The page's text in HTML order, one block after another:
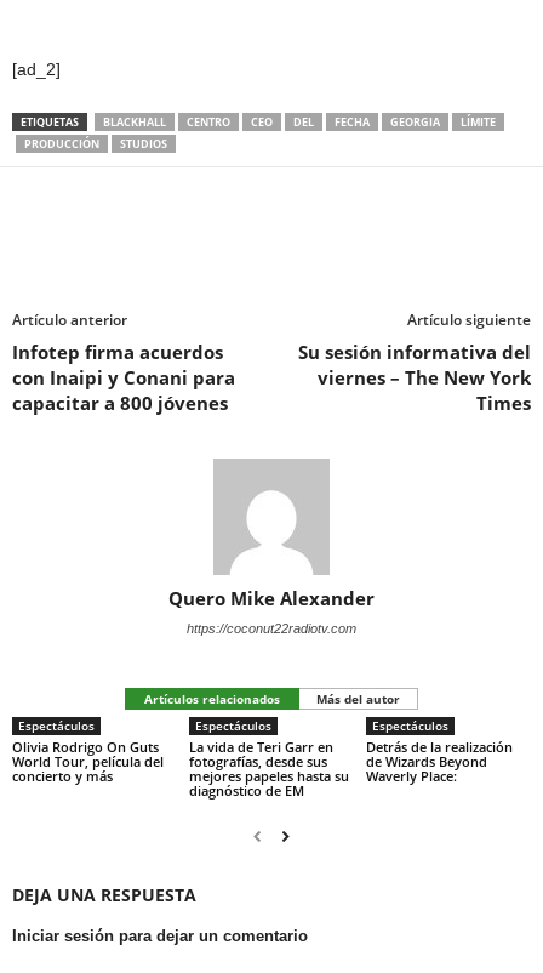
[ad_2]
ETIQUETAS BLACKHALL CENTRO CEO DEL FECHA GEORGIA
LÍMITE
PRODUCCIÓN
STUDIOS
Artículo anterior
Infotep firma acuerdos
con Inaipi y Conani para
capacitar a 800 jóvenes
Artículo siguiente
Su sesión informativa del
viernes – The New York
Times
Quero Mike Alexander
https://coconut22radiotv.com
Artículos relacionados
Más del autor
Espectáculos
Olivia Rodrigo On Guts
World Tour, película del
concierto y más
Espectáculos
La vida de Teri Garr en
fotografías, desde sus
mejores papeles hasta su
diagnóstico de EM
Espectáculos
Detrás de la realización
de Wizards Beyond
Waverly Place:
DEJA UNA RESPUESTA
Iniciar sesión para dejar un comentario